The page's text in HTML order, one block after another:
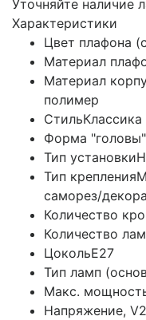
Уточняйте наличие
Характеристики
Цвет плафона
Материал
Материал
полимер
СтильКлассика
Форма
Тип установки
Тип крепления
саморез/
Количество
Количество
ЦокольE27
Тип ламп
Макс.
Напряжение, V